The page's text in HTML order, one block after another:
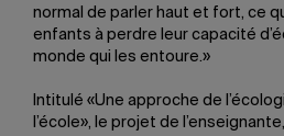
normal de parler haut et fort, ce
enfants à perdre leur capacité
monde qui les entoure.»
Intitulé «Une approche de
l’école», le projet de